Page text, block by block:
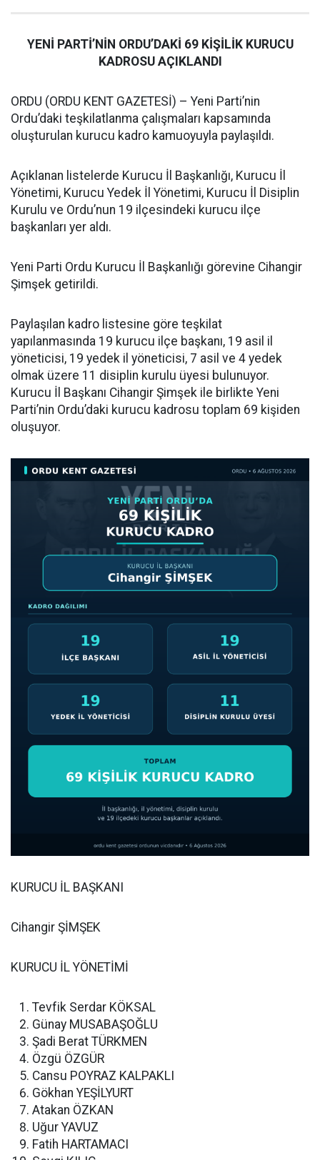
YENİ PARTİ’NİN ORDU’DAKİ 69 KİŞİLİK KURUCU
KADROSU AÇIKLANDI
ORDU (ORDU KENT GAZETESİ) – Yeni Parti’nin
Ordu’daki teşkilatlanma çalışmaları kapsamında
oluşturulan kurucu kadro kamuoyuyla paylaşıldı.
Açıklanan listelerde Kurucu İl Başkanlığı, Kurucu İl
Yönetimi, Kurucu Yedek İl Yönetimi, Kurucu İl Disiplin
Kurulu ve Ordu’nun 19 ilçesindeki kurucu ilçe
başkanları yer aldı.
Yeni Parti Ordu Kurucu İl Başkanlığı görevine Cihangir
Şimşek getirildi.
Paylaşılan kadro listesine göre teşkilat
yapılanmasında 19 kurucu ilçe başkanı, 19 asil il
yöneticisi, 19 yedek il yöneticisi, 7 asil ve 4 yedek
olmak üzere 11 disiplin kurulu üyesi bulunuyor.
Kurucu İl Başkanı Cihangir Şimşek ile birlikte Yeni
Parti’nin Ordu’daki kurucu kadrosu toplam 69 kişiden
oluşuyor.
KURUCU İL BAŞKANI
Cihangir ŞİMŞEK
KURUCU İL YÖNETİMİ
Tevfik Serdar KÖKSAL
Günay MUSABAŞOĞLU
Şadi Berat TÜRKMEN
Özgü ÖZGÜR
Cansu POYRAZ KALPAKLI
Gökhan YEŞİLYURT
Atakan ÖZKAN
Uğur YAVUZ
Fatih HARTAMACI